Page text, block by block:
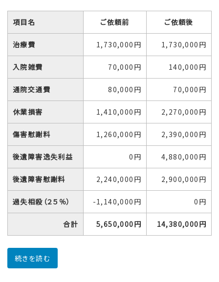
項目名 ご依頼前 ご依頼後
治療費 1,730,000円 1,730,000円
入院雑費 70,000円 140,000円
通院交通費 80,000円 70,000円
休業損害 1,410,000円 2,270,000円
傷害慰謝料 1,260,000円 2,390,000円
後遺障害逸失利益 0円 4,880,000円
後遺障害慰謝料 2,240,000円 2,900,000円
過失相殺（２５％） -1,140,000円 0円
合計 5,650,000円 14,380,000円
続きを読む